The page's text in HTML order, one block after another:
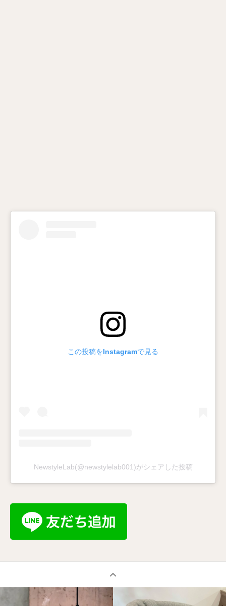
この投稿をInstagramで見る
NewstyleLab(@newstylelab001)がシェアした投稿